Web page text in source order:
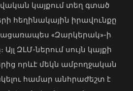
Հրվ.
կայքում տեղ գտած
հեղինակային իրավունքը
«Զարկերակ»-ի
ԶԼՄ-ներում սույն կայքի
որևէ մեկն ամբողջական
համար անհրաժեշտ է